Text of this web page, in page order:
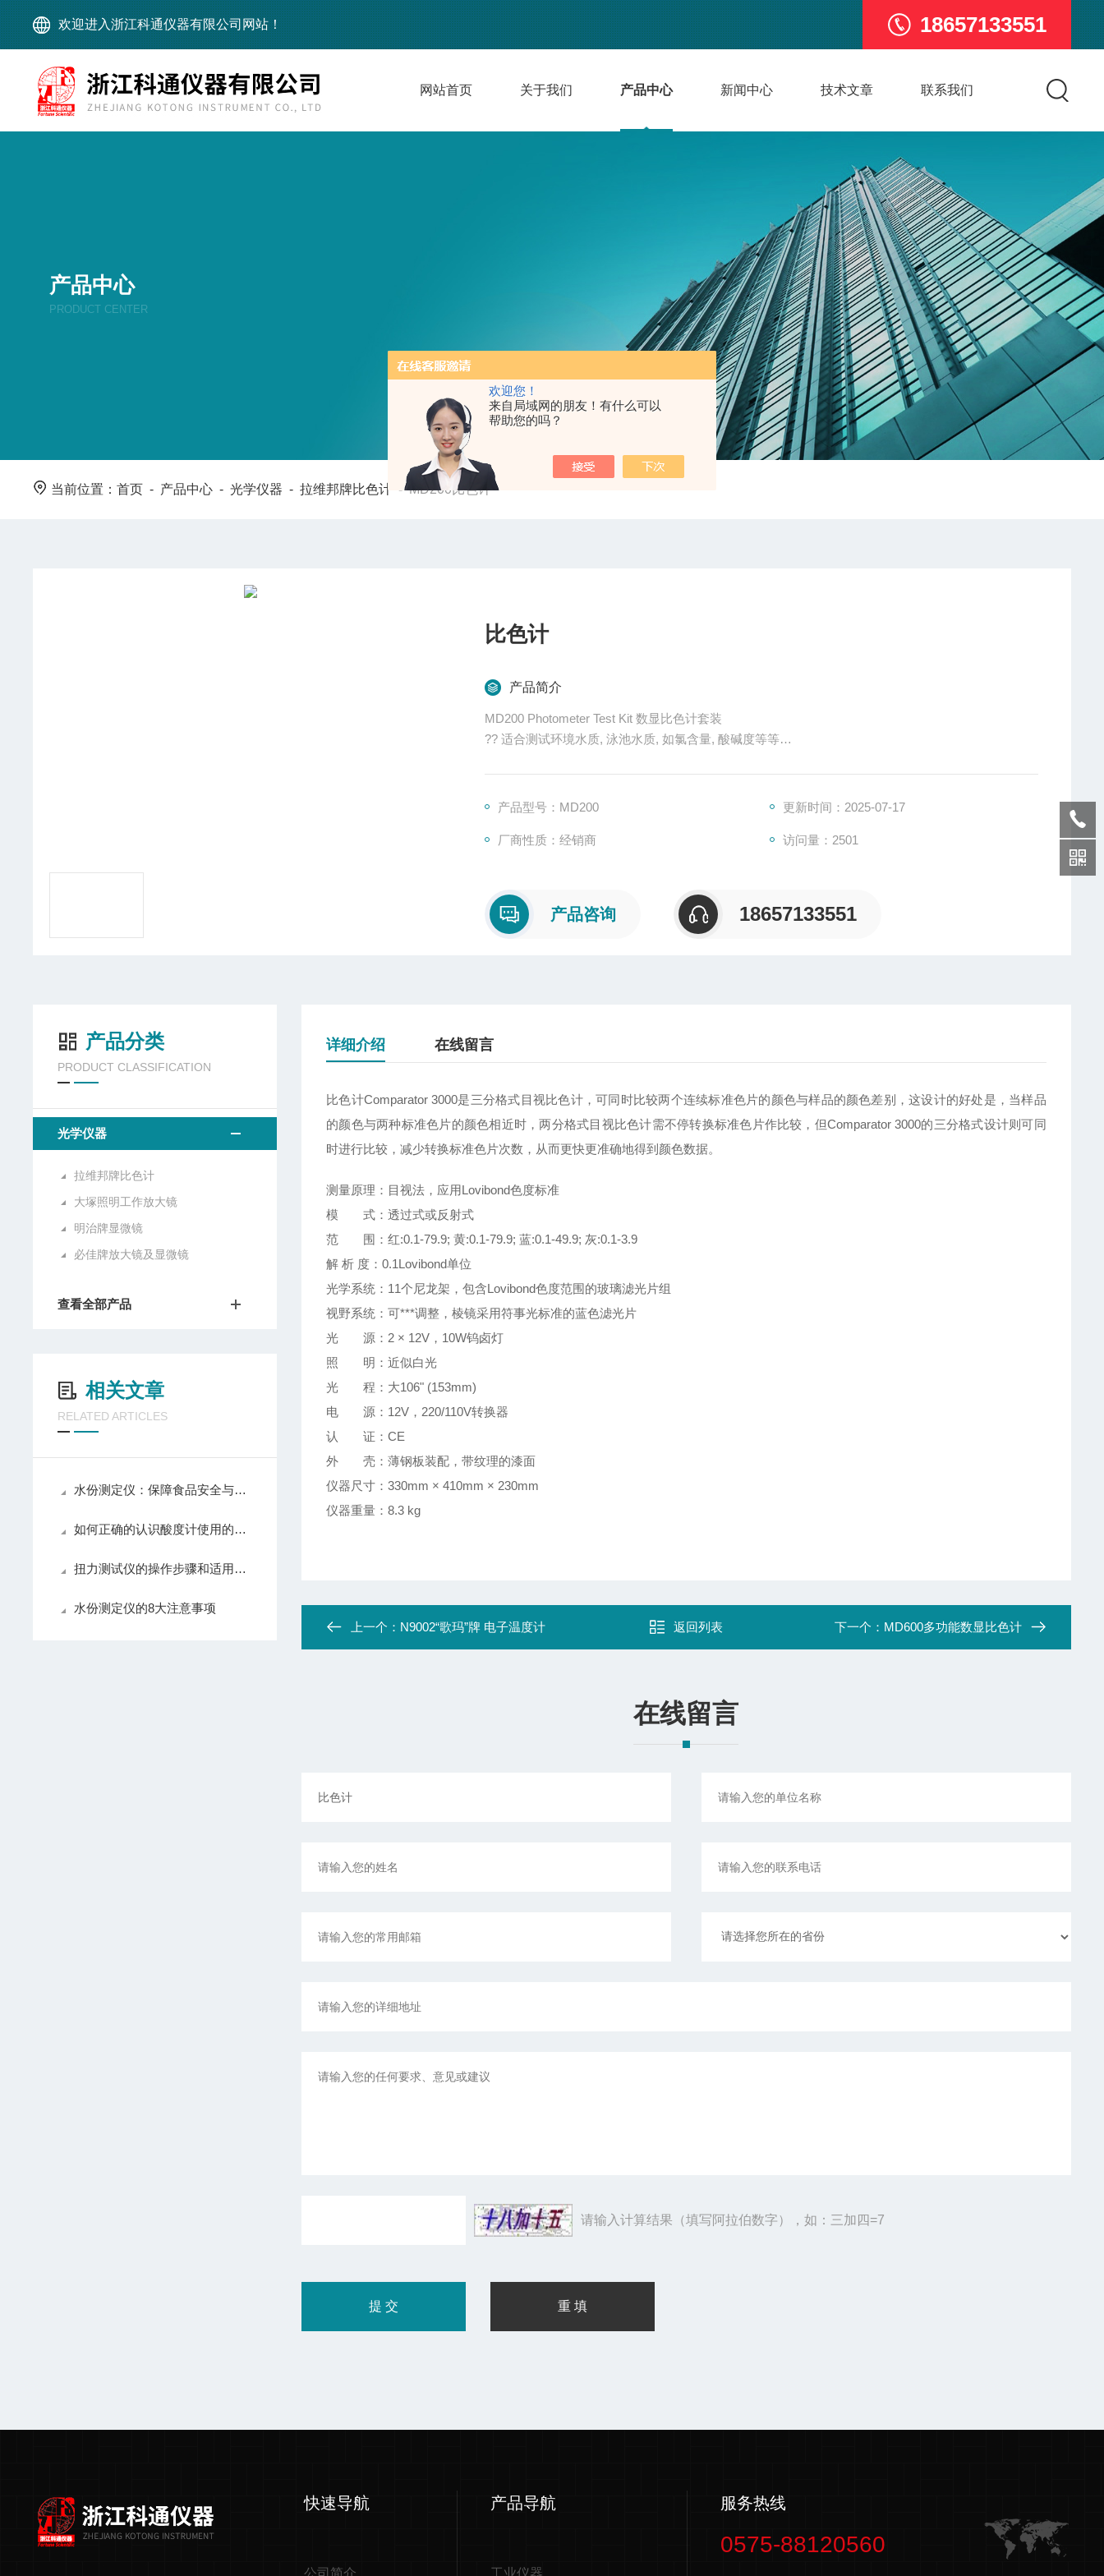
欢迎您！
来自局域网的朋友！有什么可以
帮助您的吗？
欢迎进入浙江科通仪器有限公司网站！ 18657133551
网站首页 关于我们 产品中心 新闻中心 技术文章 联系我们
产品中心
PRODUCT CENTER
当前位置：首页 - 产品中心 -光学仪器 -拉维邦牌比色计 -MD200比色计
比色计
产品简介
MD200 Photometer Test Kit 数显比色计套装
?? 适合测试环境水质, 泳池水质, 如氯含量, 酸碱度等等
?? 标准配置: 光度计，试剂药片，有盖比色瓶，塑胶搅捧，试管刷，携带箱及说明书等
产品型号：MD200 更新时间：2025-07-17
厂商性质：经销商 访问量：2501
产品咨询 18657133551
产品分类
PRODUCT CLASSIFICATION
光学仪器
拉维邦牌比色计
大塚照明工作放大镜
明治牌显微镜
必佳牌放大镜及显微镜
查看全部产品
相关文章
RELATED ARTICLES
水份测定仪：保障食品安全与品质的重要防线
如何正确的认识酸度计使用的方法和酸度计的保养电极
扭力测试仪的操作步骤和适用范围
水份测定仪的8大注意事项
详细介绍 在线留言
比色计Comparator 3000是三分格式目视比色计，可同时比较两个连续标准色片的颜色与样品的颜色差别，这设计的好处是，当样品
的颜色与两种标准色片的颜色相近时，两分格式目视比色计需不停转换标准色片作比较，但Comparator 3000的三分格式设计则可同
时进行比较，减少转换标准色片次数，从而更快更准确地得到颜色数据。
测量原理：目视法，应用Lovibond色度标准
模 式：透过式或反射式
范 围：红:0.1-79.9; 黄:0.1-79.9; 蓝:0.1-49.9; 灰:0.1-3.9
解 析 度：0.1Lovibond单位
光学系统：11个尼龙架，包含Lovibond色度范围的玻璃滤光片组
视野系统：可***调整，棱镜采用符事光标准的蓝色滤光片
光 源：2 × 12V，10W钨卤灯
照 明：近似白光
光 程：大106" (153mm)
电 源：12V，220/110V转换器
认 证：CE
外 壳：薄钢板装配，带纹理的漆面
仪器尺寸：330mm × 410mm × 230mm
仪器重量：8.3 kg
上一个： N9002“歌玛”牌 电子温度计 返回列表 下一个： MD600多功能数显比色计
在线留言
请输入计算结果（填写阿拉伯数字），如：三加四=7
快速导航
公司简介
产品导航
工业仪器
服务热线
0575-88120560